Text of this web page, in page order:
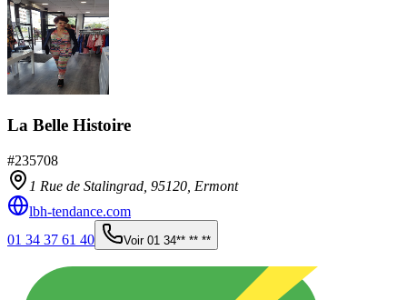
La Belle Histoire
#235708
1 Rue de Stalingrad, 95120 Ermont
lbh-tendance.com
01 34 37 61 40
Voir 01 34** ** **